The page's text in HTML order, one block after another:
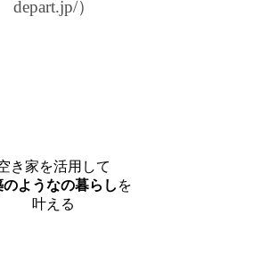
depart.jp/）
き家を活用して
のようなの暮らし を
叶える